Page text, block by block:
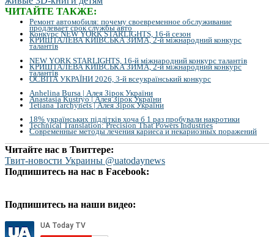
ЧИТАЙТЕ ТАКЖЕ:
Ремонт автомобиля: почему своевременное обслуживание
продлевает срок службы авто
Конкурс NEW YORK STARLIGHTS, 16-й сезон
КРИШТАЛЕВА КИЇВСЬКА ЗИМА, 2-й міжнародний конкурс
талантів
NEW YORK STARLIGHTS, 16-й міжнародний конкурс талантів
КРИШТАЛЕВА КИЇВСЬКА ЗИМА, 2-й міжнародний конкурс
талантів
ОСВІТА УКРАЇНИ 2026, 3-й всеукраїнський конкурс
Anhelina Bursa | Алея Зірок України
Anastasia Kustryo | Алея Зірок України
Tetiana Tarchynets | Алея Зірок України
18% українських підлітків хоча б 1 раз пробували накротики
Technical Translation: Precision That Powers Industries
Современные методы лечения кариеса и некариозных поражений
Читайте нас в Твиттере:
Твит-новости Украины @uatodaynews
Подпишитесь на нас в Facebook:
Подпишитесь на наши видео: